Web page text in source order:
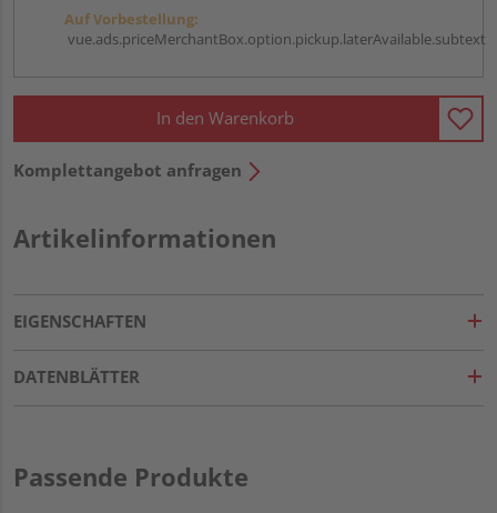
Auf Vorbestellung:
vue.ads.priceMerchantBox.option.pickup.laterAvailable.subtext
In den Warenkorb
Komplettangebot anfragen
Artikelinformationen
EIGENSCHAFTEN
DATENBLÄTTER
Passende Produkte